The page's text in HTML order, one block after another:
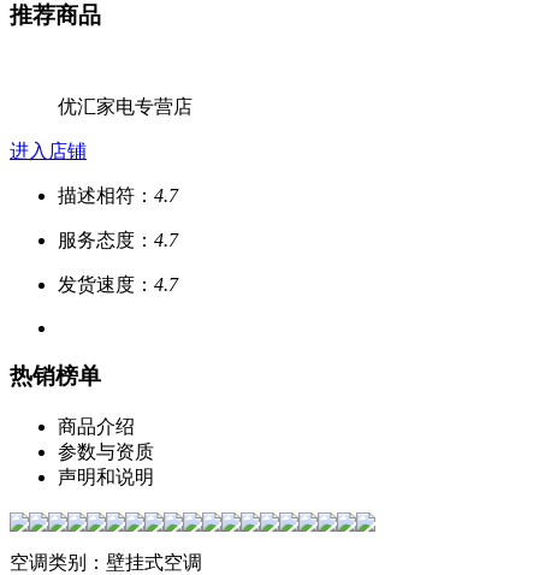
推荐商品
优汇家电专营店
进入店铺
描述相符： 4.7
服务态度： 4.7
发货速度： 4.7
热销榜单
商品介绍
参数与资质
声明和说明
空调类别：壁挂式空调